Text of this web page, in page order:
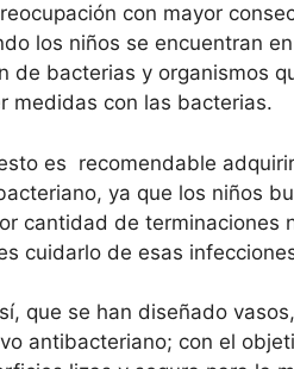
con mayor
los niños se encuentran
de bacterias y organismos
medidas con las bacterias.
es recomendable
ya que los niños
cantidad de terminaciones
cuidarlo de esas
que se han diseñado
antibacteriano; con el